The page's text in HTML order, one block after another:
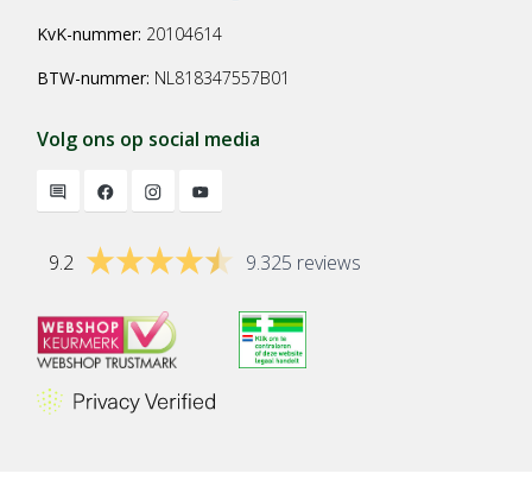
KvK-nummer: 20104614
BTW-nummer: NL818347557B01
Volg ons op social media
9.2 9.325 reviews